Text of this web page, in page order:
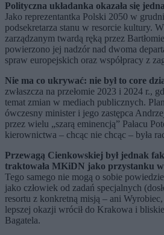
Polityczna układanka okazała się
Jako reprezentantka Polski 2050 w
podsekretarza stanu w resorcie kultury.
zarządzanym twardą ręką przez
powierzono jej nadzór nad dwoma
spraw europejskich oraz współpracy z
Nie ma co ukrywać: nie był to core
zwłaszcza na przełomie 2023 i 2024 r.,
temat zmian w mediach publicznych.
ówczesny minister i jego zastępca
przez wielu „szarą eminencją” Pałacu
kierownictwa – chcąc nie chcąc – była
Przewagą Cienkowskiej był jednak
traktowała MKiDN jako przystanku
Tego samego nie mogą o sobie
jako człowiek od zadań specjalnych
resortu z konkretną misją – ani
lepszej okazji wrócił do Krakowa i
Bagatela.